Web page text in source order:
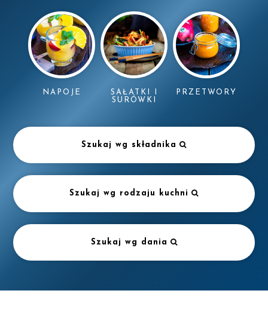
NAPOJE
SAŁATKI I
SURÓWKI
PRZETWORY
Szukaj wg składnika
Szukaj wg rodzaju kuchni
Szukaj wg dania